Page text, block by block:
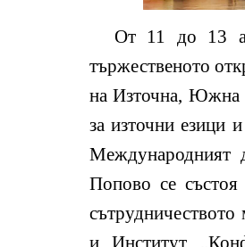
От 11 до 13
тържественото
на Източна, Южна
за източни езици
Международният
Попово се състоя
и Институт